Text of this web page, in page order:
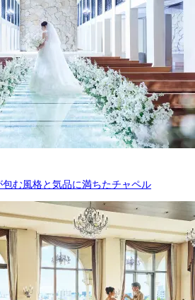
む風格と気品に満ちたチャペル